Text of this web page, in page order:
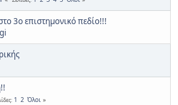
3ο επιστημονικό πεδίο!!!
1 2 Όλοι